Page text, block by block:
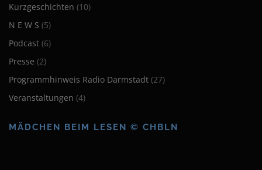
Kurzgeschichten (10)
N E W S (5)
Podcast (6)
Presse (2)
Programmhinweis Radio Darmstadt (27)
Veranstaltungen (4)
MÄDCHEN BEIM LESEN © CHBLN